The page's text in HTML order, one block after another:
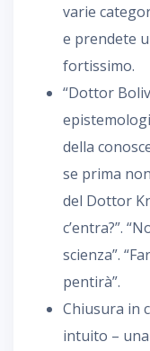
varie
e prendete
fortissimo.
“Dottor
della
se prima
del Dottor
c’entra?”.
scienza”.
pentirà”.
Chiusura in
intuito –